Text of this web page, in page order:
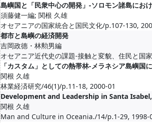
島嶼国と「民衆中心の開発」-ソロモン諸島にお
須藤健一編; 関根 久雄
オセアニアの国家統合と国民文化/p.107-130,
都市と島嶼の経済開発
吉岡政德・林勲男編
オセアニア近代史の課題-接触と変貌、住民と国
「カスタム」としての熱帯林-メラネシア島嶼国
関根 久雄
林業経済研究/46(1)/p.11-18, 2000-01
Development and Leadership in Santa
関根 久雄
Man and Culture in Oceania./14/p.1-29, 1998-